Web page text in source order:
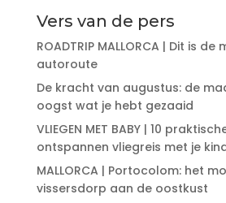
Vers van de pers
ROADTRIP MALLORCA | Dit is de
autoroute
De kracht van augustus: de
oogst wat je hebt gezaaid
VLIEGEN MET BABY | 10
ontspannen vliegreis met je
MALLORCA | Portocolom: het
vissersdorp aan de oostkust